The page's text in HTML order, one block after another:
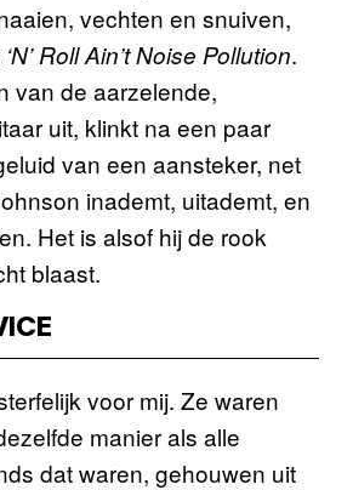
vechten en snuiven,
Roll Ain’t Noise Pollution.
van de aarzelende,
uit, klinkt na een paar
van een aansteker, net
inademt, uitademt, en
Het is alsof hij de rook
blaast.
voor mij. Ze waren
manier als alle
dat waren, gehouwen uit